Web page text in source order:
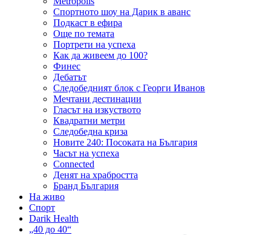
Спортното шоу на Дарик в аванс
Подкаст в ефира
Още по темата
Портрети на успеха
Как да живеем до 100?
Финес
Дебатът
Следобедният блок с Георги Иванов
Мечтани дестинации
Гласът на изкуството
Квадратни метри
Следобедна криза
Новите 240: Посоката на България
Часът на успеха
Connected
Денят на храбростта
Бранд България
На живо
Спорт
Darik Health
„40 до 40“